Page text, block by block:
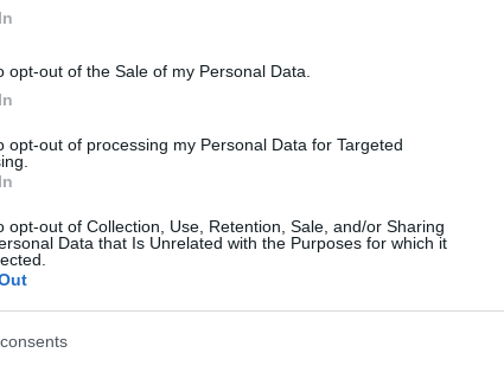
opt-out of the Sale of my Personal Data.
opt-out of processing my Personal Data for Targeted
opt-out of Collection, Use, Retention, Sale, and/or Sharing
Data that Is Unrelated with the Purposes for which it
λίγη κανέλα και τον αφήνεις να ροδίσει.
10-15 λεπτά να δέσει.
μοσχοκάρυδο.